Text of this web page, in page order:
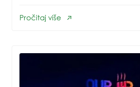
Pročitaj više